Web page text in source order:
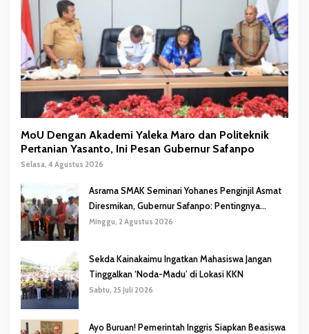
MoU Dengan Akademi Yaleka Maro dan Politeknik
Pertanian Yasanto, Ini Pesan Gubernur Safanpo
Selasa, 4 Agustus 2026
Asrama SMAK Seminari Yohanes Penginjil Asmat
Diresmikan, Gubernur Safanpo: Pentingnya
Pendidikan Karakter
Minggu, 2 Agustus 2026
Sekda Kainakaimu Ingatkan Mahasiswa Jangan
Tinggalkan ‘Noda-Madu’ di Lokasi KKN
Sabtu, 25 Juli 2026
Ayo Buruan! Pemerintah Inggris Siapkan Beasiswa